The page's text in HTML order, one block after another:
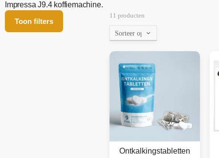
Impressa J9.4 koffiemachine.
Toon filters
11 producten
Ontkalkingstabletten